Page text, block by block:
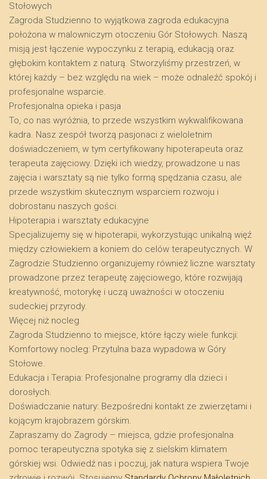
Stołowych
​Zagroda Studzienno to wyjątkowa zagroda edukacyjna
położona w malowniczym otoczeniu Gór Stołowych. Naszą
misją jest łączenie wypoczynku z terapią, edukacją oraz
głębokim kontaktem z naturą. Stworzyliśmy przestrzeń, w
której każdy – bez względu na wiek – może odnaleźć spokój i
profesjonalne wsparcie.
​Profesjonalna opieka i pasja
​To, co nas wyróżnia, to przede wszystkim wykwalifikowana
kadra. Nasz zespół tworzą pasjonaci z wieloletnim
doświadczeniem, w tym certyfikowany hipoterapeuta oraz
terapeuta zajęciowy. Dzięki ich wiedzy, prowadzone u nas
zajęcia i warsztaty są nie tylko formą spędzania czasu, ale
przede wszystkim skutecznym wsparciem rozwoju i
dobrostanu naszych gości.
​Hipoterapia i warsztaty edukacyjne
​Specjalizujemy się w hipoterapii, wykorzystując unikalną więź
między człowiekiem a koniem do celów terapeutycznych. W
Zagrodzie Studzienno organizujemy również liczne warsztaty
prowadzone przez terapeutę zajęciowego, które rozwijają
kreatywność, motorykę i uczą uważności w otoczeniu
sudeckiej przyrody.
​Więcej niż nocleg
​Zagroda Studzienno to miejsce, które łączy wiele funkcji:
​Komfortowy nocleg: Przytulna baza wypadowa w Góry
Stołowe.
​Edukacja i Terapia: Profesjonalne programy dla dzieci i
dorosłych.
​Doświadczanie natury: Bezpośredni kontakt ze zwierzętami i
kojącym krajobrazem górskim.
​Zapraszamy do Zagrody – miejsca, gdzie profesjonalna
pomoc terapeutyczna spotyka się z sielskim klimatem
górskiej wsi. Odwiedź nas i poczuj, jak natura wspiera Twoje